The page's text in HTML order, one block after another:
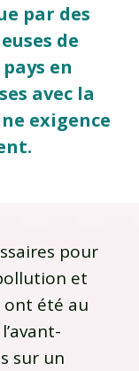
par des
de
en
avec la
exigence
pour
et
ont été au
sur un